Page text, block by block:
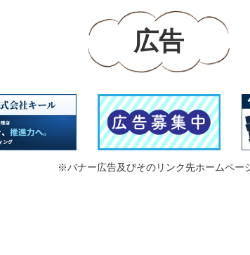
広告
※バナー広告及びそのリンク先ホームペー